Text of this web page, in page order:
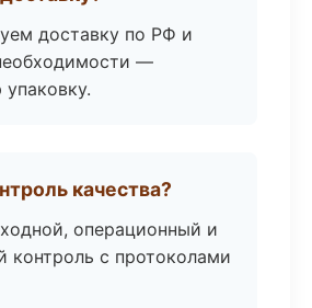
доставку по РФ и
—
качества?
операционный и
контроль с протоколами